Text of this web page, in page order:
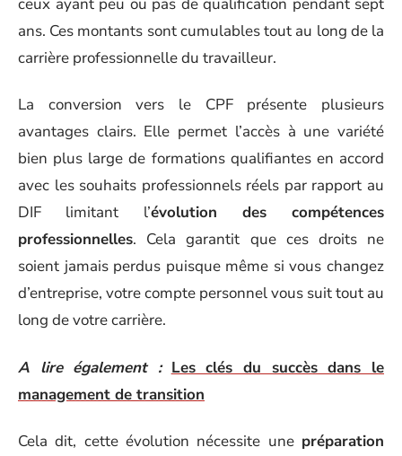
ans. Ces montants sont cumulables tout au long de la
carrière professionnelle du travailleur.
La conversion vers le CPF présente plusieurs
avantages clairs. Elle permet l’accès à une variété
bien plus large de formations qualifiantes en accord
avec les souhaits professionnels réels par rapport au
DIF limitant l’évolution des compétences
professionnelles. Cela garantit que ces droits ne
soient jamais perdus puisque même si vous changez
d’entreprise, votre compte personnel vous suit tout au
long de votre carrière.
A lire également : Les clés du succès dans le
management de transition
Cela dit, cette évolution nécessite une préparation